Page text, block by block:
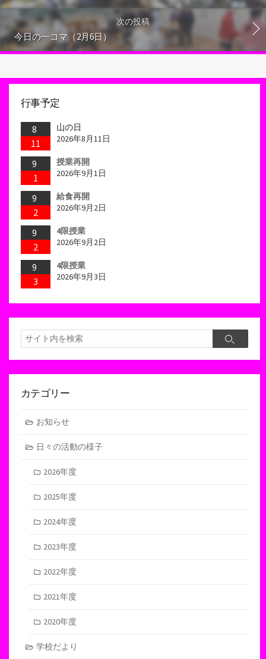
次の投稿
今日の一コマ（2月6日）
行事予定
8
11
山の日
2026年8月11日
9
1
授業再開
2026年9月1日
9
2
給食再開
2026年9月2日
9
2
4限授業
2026年9月2日
9
3
4限授業
2026年9月3日
検
索
検
カテゴリー
お知らせ
日々の活動の様子
2026年度
2025年度
2024年度
2023年度
2022年度
2021年度
2020年度
学校だより